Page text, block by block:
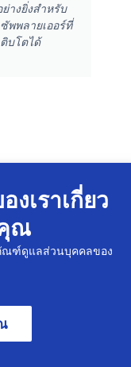
างยิ่งสำหรับ
พพลายเออร์ที่
บโตได้
เราเกี่ยว
ณ
ณฑ์ดูแลส่วนบุคคลของ